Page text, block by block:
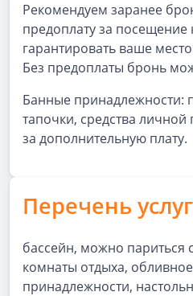
Рекомендуем заранее
предоплату за посещение
гарантировать ваше
Без предоплаты бронь
Банные принадлежности:
тапочки, средства личной
за дополнительную плату.
Перечень услуг
бассейн, можно париться
комнаты отдыха,
принадлежности,